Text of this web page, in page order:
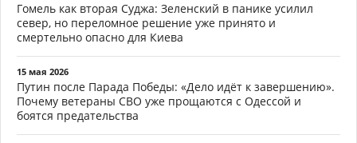
Гомель как вторая Суджа: Зеленский в панике усилил
север, но переломное решение уже принято и
смертельно опасно для Киева
15 мая 2026
Путин после Парада Победы: «Дело идёт к завершению».
Почему ветераны СВО уже прощаются с Одессой и
боятся предательства